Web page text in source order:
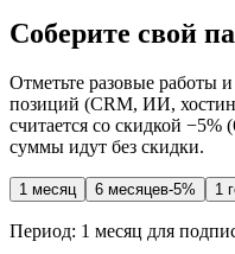
Соберите свой
Отметьте разовые работы
позиций (CRM, ИИ,
считается со скидкой
суммы идут без скидки.
1 месяц 6 месяцев-5% 1
Период: 1 месяц для